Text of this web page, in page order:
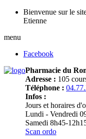
Bienvenue sur le
Etienne
menu
Facebook
Pharmacie du
Adresse : 105
Téléphone :
Infos :
Jours et horaires
Lundi - Vendredi
Samedi 8h45-
Scan ordo